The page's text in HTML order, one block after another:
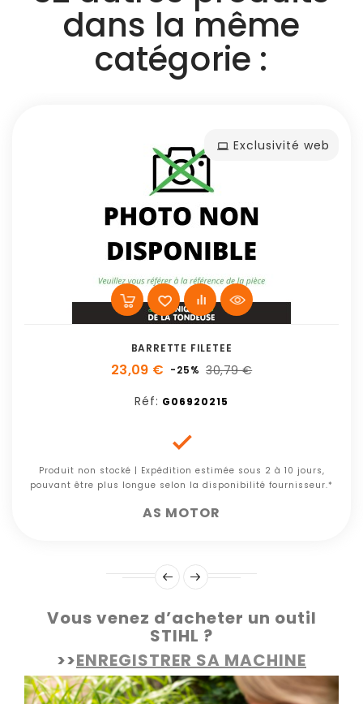
dans la même
catégorie :
Exclusivité web
BARRETTE FILETEE
23,09 € -25% 30,79 €
Réf: G06920215

Produit non stocké | Expédition estimée sous 2 à 10 jours,
pouvant être plus longue selon la disponibilité fournisseur.*
AS MOTOR
Vous venez d’acheter un outil
STIHL ?
>>ENREGISTRER SA MACHINE